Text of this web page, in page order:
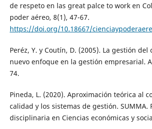
de respeto en las great palce to work en
poder aéreo, 8(1), 47-67.
https://doi.org/10.18667/
Peréz, Y. y Coutín, D. (2005). La gestión
nuevo enfoque en la gestión empresarial.
74.
Pineda, L. (2020). Aproximación teórica al
calidad y los sistemas de gestión. SUMMA.
disciplinaria en Ciencias económicas y